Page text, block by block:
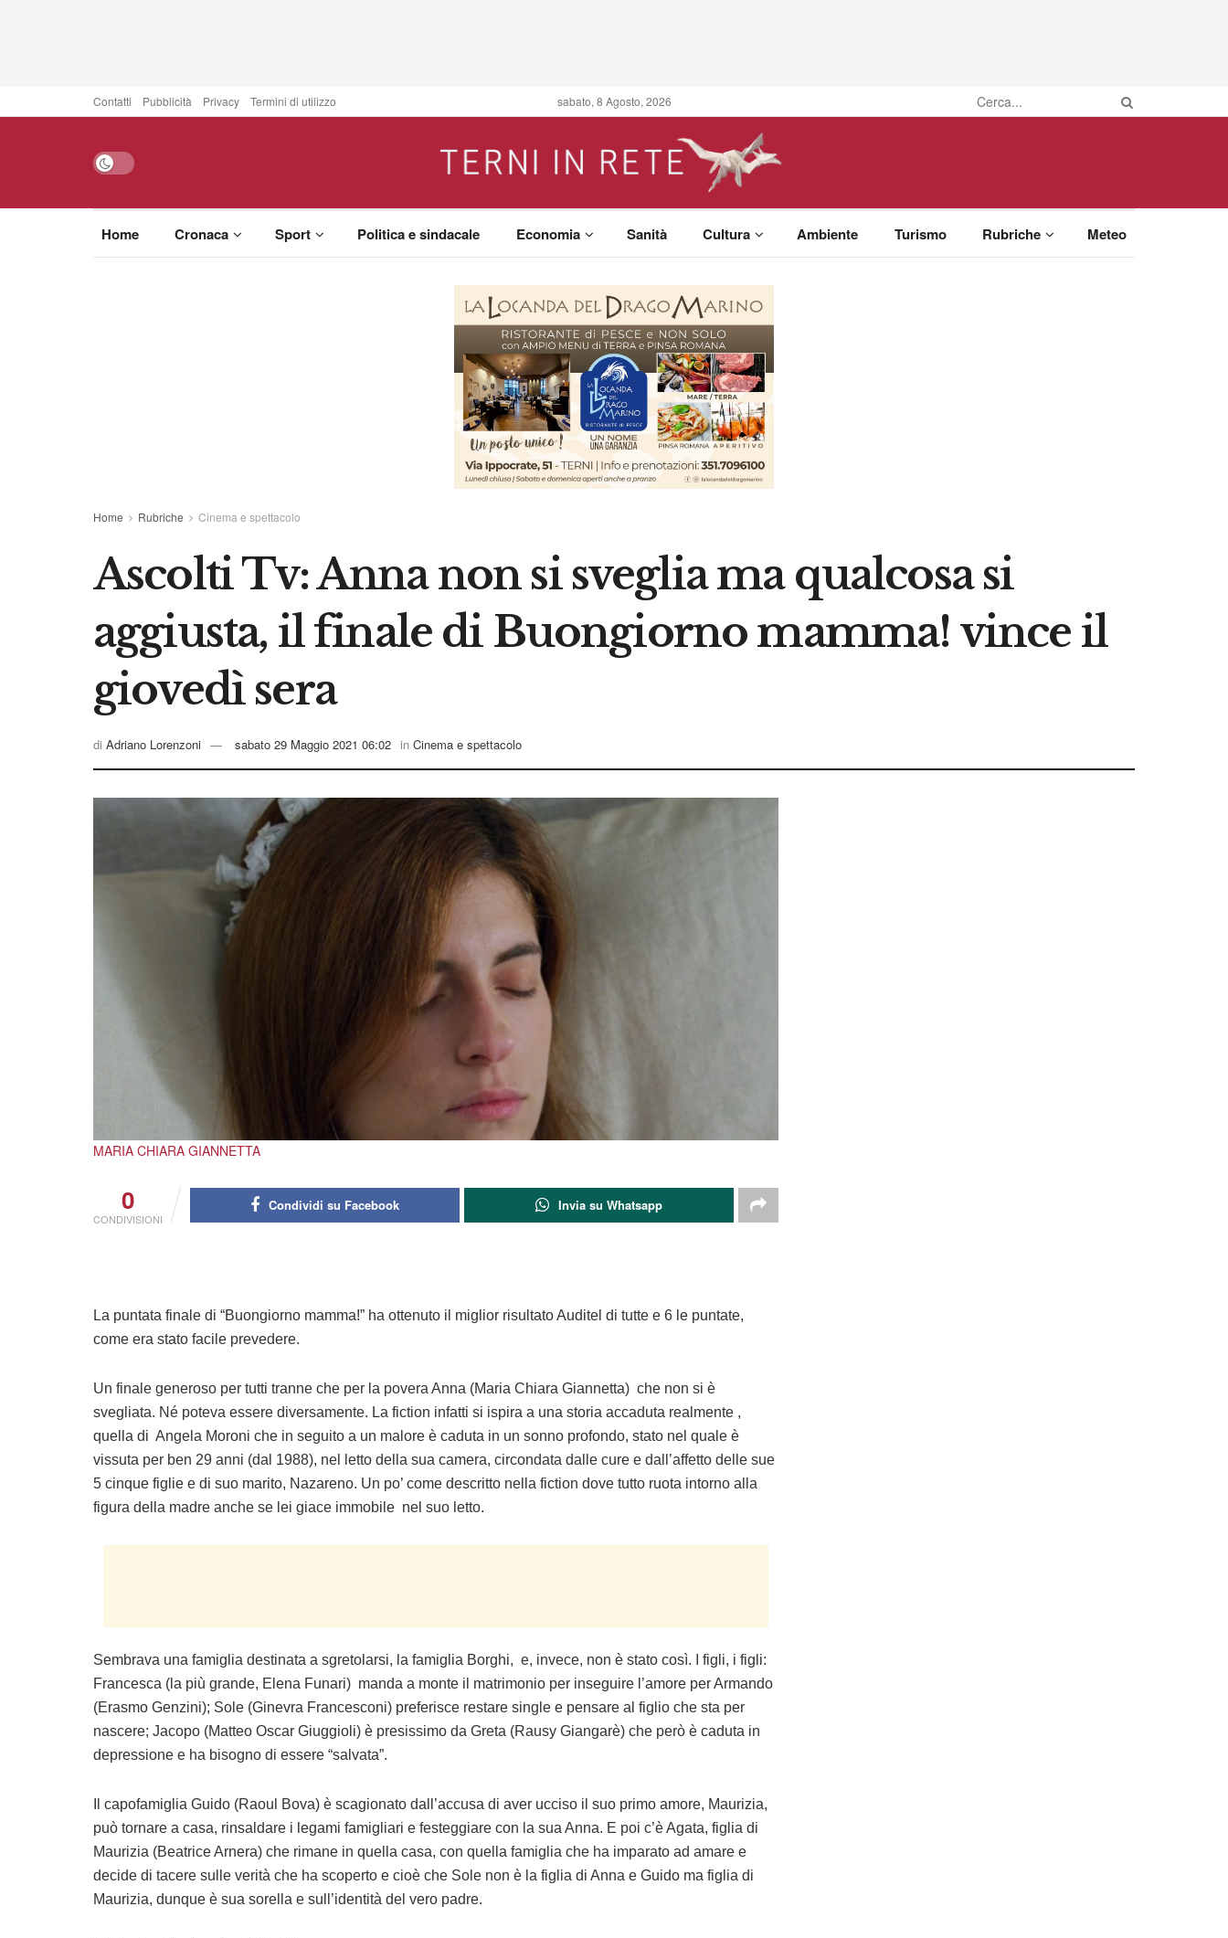
Contatti Pubblicità Privacy Termini di utilizzo sabato, 8 Agosto, 2026
Home Cronaca Sport Politica e sindacale Economia Sanità Cultura Ambiente Turismo Rubriche Meteo
Home Rubriche Cinema e spettacolo
Ascolti Tv: Anna non si sveglia ma qualcosa si
aggiusta, il finale di Buongiorno mamma! vince il
giovedì sera
di Adriano Lorenzoni sabato 29 Maggio 2021 06:02 in Cinema e spettacolo
MARIA CHIARA GIANNETTA
0
CONDIVISIONI
Condividi su Facebook Invia su Whatsapp
La puntata finale di “Buongiorno mamma!” ha ottenuto il miglior risultato Auditel di tutte e 6 le puntate,
come era stato facile prevedere.
Un finale generoso per tutti tranne che per la povera Anna (Maria Chiara Giannetta) che non si è
svegliata. Né poteva essere diversamente. La fiction infatti si ispira a una storia accaduta realmente ,
quella di Angela Moroni che in seguito a un malore è caduta in un sonno profondo, stato nel quale è
vissuta per ben 29 anni (dal 1988), nel letto della sua camera, circondata dalle cure e dall’affetto delle sue
5 cinque figlie e di suo marito, Nazareno. Un po’ come descritto nella fiction dove tutto ruota intorno alla
figura della madre anche se lei giace immobile nel suo letto.
Sembrava una famiglia destinata a sgretolarsi, la famiglia Borghi, e, invece, non è stato così. I figli, i figli:
Francesca (la più grande, Elena Funari) manda a monte il matrimonio per inseguire l’amore per Armando
(Erasmo Genzini); Sole (Ginevra Francesconi) preferisce restare single e pensare al figlio che sta per
nascere; Jacopo (Matteo Oscar Giuggioli) è presissimo da Greta (Rausy Giangarè) che però è caduta in
depressione e ha bisogno di essere “salvata”.
Il capofamiglia Guido (Raoul Bova) è scagionato dall’accusa di aver ucciso il suo primo amore, Maurizia,
può tornare a casa, rinsaldare i legami famigliari e festeggiare con la sua Anna. E poi c’è Agata, figlia di
Maurizia (Beatrice Arnera) che rimane in quella casa, con quella famiglia che ha imparato ad amare e
decide di tacere sulle verità che ha scoperto e cioè che Sole non è la figlia di Anna e Guido ma figlia di
Maurizia, dunque è sua sorella e sull’identità del vero padre.